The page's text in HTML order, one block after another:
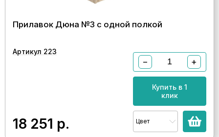
Прилавок Дюна №3 с одной полкой
Артикул 223
18 251 р.
− +
Купить в 1
клик
Цвет